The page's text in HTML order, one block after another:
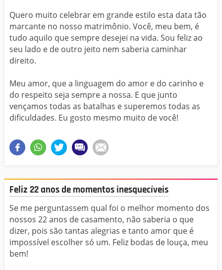
Quero muito celebrar em grande estilo esta data tão
marcante no nosso matrimônio. Você, meu bem, é
tudo aquilo que sempre desejei na vida. Sou feliz ao
seu lado e de outro jeito nem saberia caminhar
direito.
Meu amor, que a linguagem do amor e do carinho e
do respeito seja sempre a nossa. E que junto
vençamos todas as batalhas e superemos todas as
dificuldades. Eu gosto mesmo muito de você!
Feliz 22 anos de momentos inesquecíveis
Se me perguntassem qual foi o melhor momento dos
nossos 22 anos de casamento, não saberia o que
dizer, pois são tantas alegrias e tanto amor que é
impossível escolher só um. Feliz bodas de louça, meu
bem!